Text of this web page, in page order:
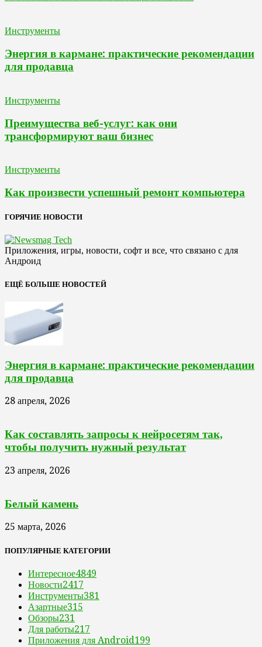
Инструменты
Энергия в кармане: практические рекомендации
для продавца
Инструменты
Преимущества веб-услуг: как они
трансформируют ваш бизнес
Инструменты
Как произвести успешный ремонт компьютера
ГОРЯЧИЕ НОВОСТИ
Приложения, игры, новости, софт и все, что связано с для
Андроид
ЕЩЁ БОЛЬШЕ НОВОСТЕЙ
Энергия в кармане: практические рекомендации
для продавца
28 апреля, 2026
Как составлять запросы к нейросетям так,
чтобы получить нужный результат
23 апреля, 2026
Белый камень
25 марта, 2026
ПОПУЛЯРНЫЕ КАТЕГОРИИ
Интересное4849
Новости2417
Инструменты381
Азартные315
Обзоры231
Для работы217
Приложения для Android199